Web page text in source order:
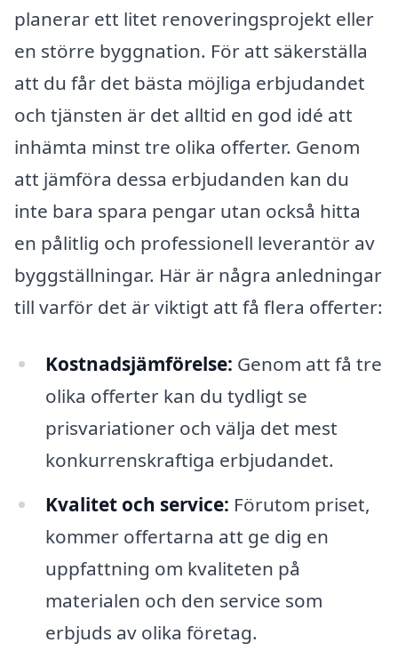
planerar ett litet renoveringsprojekt eller
en större byggnation. För att säkerställa
att du får det bästa möjliga erbjudandet
och tjänsten är det alltid en god idé att
inhämta minst tre olika offerter. Genom
att jämföra dessa erbjudanden kan du
inte bara spara pengar utan också hitta
en pålitlig och professionell leverantör av
byggställningar. Här är några anledningar
till varför det är viktigt att få flera offerter:
Kostnadsjämförelse: Genom att få tre
olika offerter kan du tydligt se
prisvariationer och välja det mest
konkurrenskraftiga erbjudandet.
Kvalitet och service: Förutom priset,
kommer offertarna att ge dig en
uppfattning om kvaliteten på
materialen och den service som
erbjuds av olika företag.